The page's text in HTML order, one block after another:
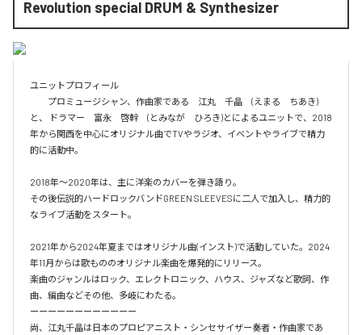
Revolution special DRUM & Synthesizer
ユニットプロフィール
プロミュージシャン、作曲家である　江丸　千晶　(えまる　ちあき)
と、 ドラマー　富永　啓幹　(とみなが　ひろき)とによるユニットで、2018
年から関西を中心にオリジナル曲でTVやラジオ、イベントやライブで精力
的に活動中。
2018年〜2020年は、主に洋楽のカバーを弾き語り。
その後伝説的ハードロックバンドGREEN SLEEVESに二人で加入し、精力的
なライブ活動をスタート。
2021年から2024年夏まではオリジナル曲(インスト)で活動していた。2024
年11月からは歌もののオリジナル楽曲を爆発的にリリース。
楽曲のジャンルはロック、エレクトロニック、ハウス、ジャズなど歌詞、作
曲、編曲などその他、多岐にわたる。
ーーーーーーーーーーーー
尚、江丸千晶は日本のプロピアニスト・シンセサイザー奏者・作曲家であ